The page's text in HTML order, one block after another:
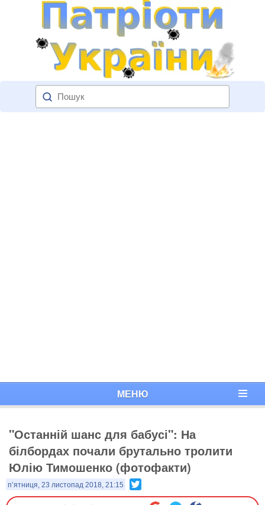
МЕНЮ
"Останній шанс для бабусі": На
білбордах почали брутально тролити
Юлію Тимошенко (фотофакти)
п’ятниця, 23 листопад 2018, 21:15